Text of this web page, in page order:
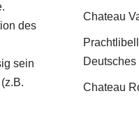
des
sein
Chateau
Chateau